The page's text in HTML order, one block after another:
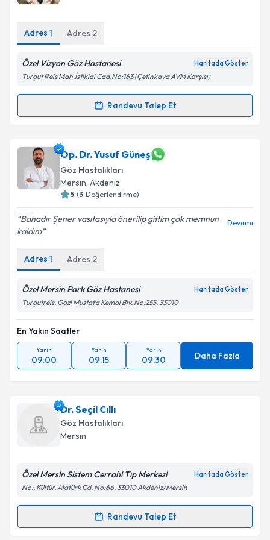
Kişisel verilerimin işlenmesine ilişkinAydınlatma
kapsamda işlenmesini kabul ediyorum.
Takvim Talebini Gönder
Adres 1 Adres 2
Özel Vizyon Göz Hastanesi Haritada Göster
Turgut Reis Mah.İstiklal Cad.No:163 (Çetinkaya AVM Karşısı)
Randevu Talep Et
Randevu Takvimi Talebi
Op. Dr. Alaeddin Durmaziçin randevu takvimi talebi
oluşturun. Size bu uzmandan randevu almanız için bir
takvim hazırlandığında e-posta ile bilgilendireceğiz.
E-posta Adresiniz
Kişisel verilerimin işlenmesine ilişkin
Metni'ni okudum ve kişisel verilerimin belirtilen
Takvim Talebini Gönder
Op. Dr. Yusuf Güneş
Göz Hastalıkları
Mersin, Akdeniz
5 (3 Değerlendirme)
Bahadır Şener vasıtasıyla önerilip gittim çok memnun
kaldım
Devamı
Adres 1 Adres 2
Özel Mersin Park Göz Hastanesi Haritada Göster
Turgutreis, Gazi Mustafa Kemal Blv. No:255, 33010
En Yakın Saatler
Yarın
09:00
Yarın
09:15
Yarın
09:30 Daha Fazla
Dr. Seçil Cıllı
Göz Hastalıkları
Mersin
Özel Mersin Sistem Cerrahi Tıp Merkezi Haritada Göster
No:, Kültür, Atatürk Cd. No:66, 33010 Akdeniz/Mersin
Randevu Talep Et
Randevu Takvimi Talebi